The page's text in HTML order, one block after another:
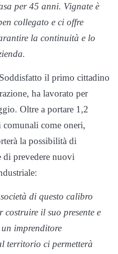
per 45 anni. Vignate è
collegato e ci offre
la continuità e lo
il primo cittadino
ha lavorato per
Oltre a portare 1,2
come oneri,
la possibilità di
prevedere nuovi
di questo calibro
il suo presente e
imprenditore
territorio ci permetterà